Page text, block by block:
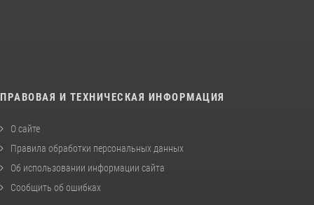
ПРАВОВАЯ И ТЕХНИЧЕСКАЯ ИНФОРМАЦИЯ
О сайте
Правила обработки персональных данных
Об использовании информации сайта
Сообщить об ошибках